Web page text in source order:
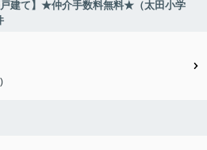
戸建て】★仲介手数料無料★（太田小学